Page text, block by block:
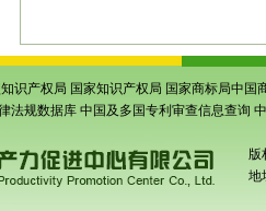
识产权局 国家知识产权局 国家商标局中国
法规数据库 中国及多国专利审查信息查询
版
地